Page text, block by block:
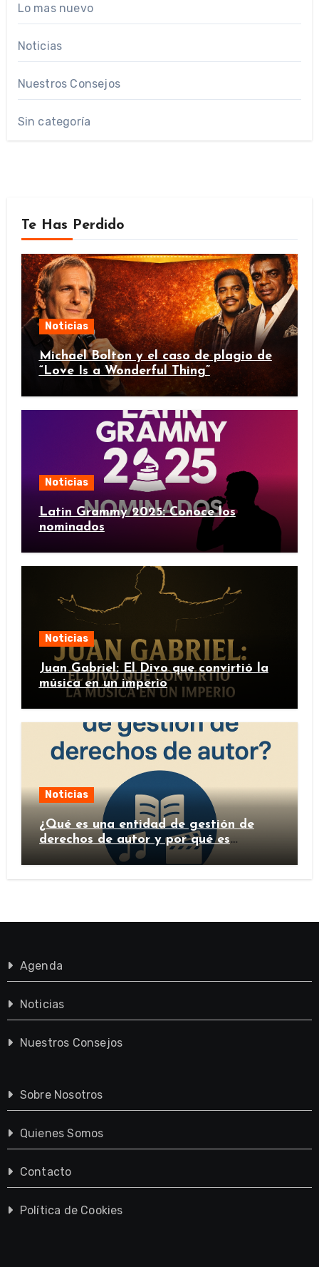
Lo mas nuevo
Noticias
Nuestros Consejos
Sin categoría
Te Has Perdido
Noticias
Michael Bolton y el caso de plagio de
“Love Is a Wonderful Thing”
Noticias
Latin Grammy 2025: Conoce los
nominados
Noticias
Juan Gabriel: El Divo que convirtió la
música en un imperio
Noticias
¿Qué es una entidad de gestión de
derechos de autor y por qué es
importante?
Agenda
Noticias
Nuestros Consejos
Sobre Nosotros
Quienes Somos
Contacto
Política de Cookies